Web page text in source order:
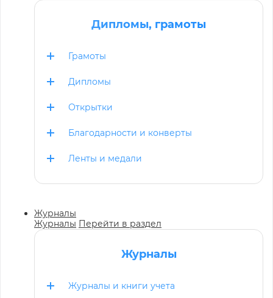
Дипломы, грамоты
Грамоты
Дипломы
Открытки
Благодарности и конверты
Ленты и медали
Журналы
Журналы Перейти в раздел
Журналы
Журналы и книги учета